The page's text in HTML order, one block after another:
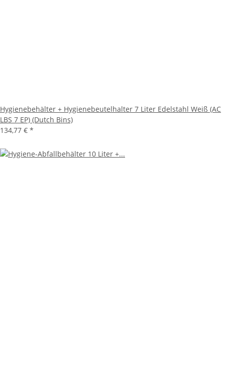
Hygienebehälter + Hygienebeutelhalter 7 Liter Edelstahl Weiß (AC
LBS 7 EP) (Dutch Bins)
134,77 € *